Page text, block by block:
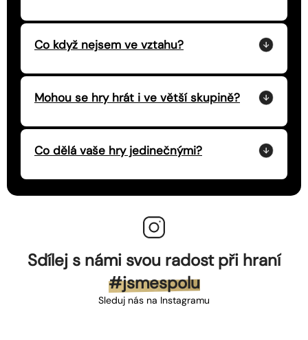
Co když nejsem ve vztahu?
Mohou se hry hrát i ve větší skupině?
Co dělá vaše hry jedinečnými?
Sdílej s námi svou radost při hraní
#jsmespolu
Sleduj nás na Instagramu